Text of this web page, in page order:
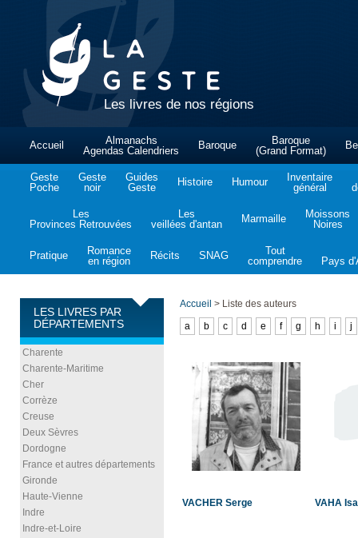
Les livres de nos régions
Accueil
Almanachs
Agendas Calendriers
Baroque
Baroque
(Grand Format)
Geste
Poche
Geste
noir
Guides
Geste
Histoire Humour
Inventaire
général
Les
Provinces Retrouvées
Les
veillées d'antan
Marmaille
Moissons
Noires
Pratique
Romance
en région
Récits SNAG
Tout
comprendre
Pays
LES LIVRES PAR
DÉPARTEMENTS
Charente
Charente-Maritime
Cher
Corrèze
Creuse
Deux Sèvres
Dordogne
France et autres départements
Gironde
Haute-Vienne
Indre
Indre-et-Loire
Accueil > Liste des auteurs
a
b c d e f g h i j
VACHER Serge VAHA